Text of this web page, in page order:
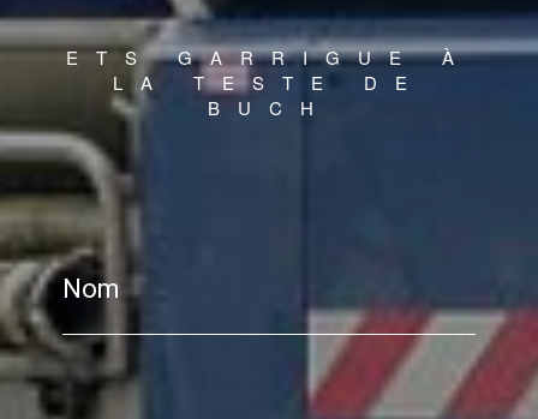
ETS GARRIGUE À
LA TESTE DE
BUCH
Nom